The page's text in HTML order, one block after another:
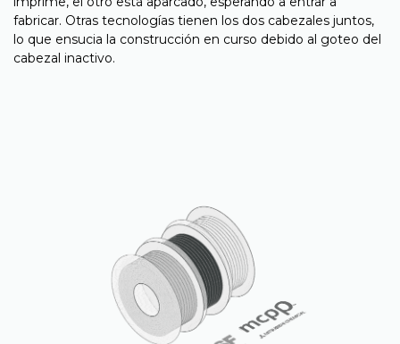
fabricar. Otras tecnologías tienen los dos cabezales juntos,
lo que ensucia la construcción en curso debido al goteo del
cabezal inactivo.